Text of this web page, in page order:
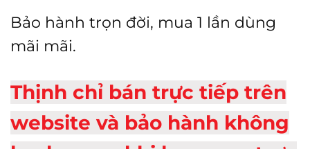
Bảo hành trọn đời, mua 1 lần dùng
mãi mãi.
Thịnh chỉ bán trực tiếp trên
website và bảo hành không